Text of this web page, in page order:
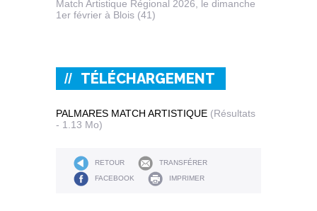
Match Artistique Régional 2026, le dimanche
1er février à Blois (41)
TÉLÉCHARGEMENT
PALMARES MATCH ARTISTIQUE (Résultats
- 1.13 Mo)
RETOUR
TRANSFÉRER
FACEBOOK
IMPRIMER